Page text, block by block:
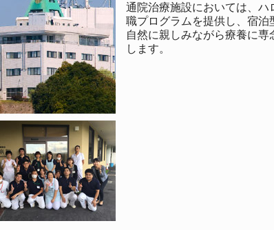
通院治療施設においては、
職プログラムを提供し、宿泊
自然に親しみながら療養に
します。